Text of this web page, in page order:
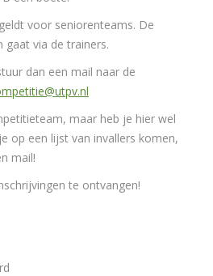
voor seniorenteams. De
gaat via de trainers.
dan een mail naar de
maar heb je hier wel
op een lijst van invallers komen,
mail!
te ontvangen!